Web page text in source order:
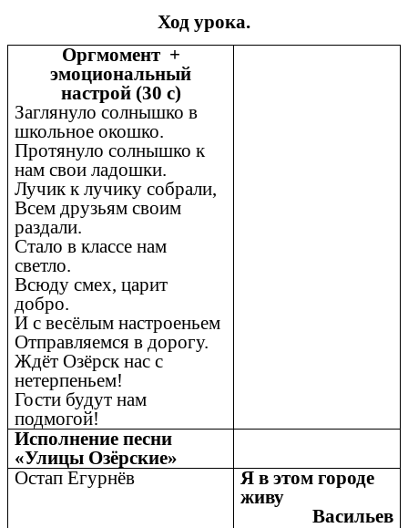
Ход урока.
Оргмомент +
эмоциональный
настрой (30 с)
Заглянуло солнышко в
школьное окошко.
Протянуло солнышко к
нам свои ладошки.
Лучик к лучику собрали,
Всем друзьям своим
раздали.
Стало в классе нам
светло.
Всюду смех, царит
добро.
И с весёлым настроеньем
Отправляемся в дорогу.
Ждёт Озёрск нас с
нетерпеньем!
Гости будут нам
подмогой!
Исполнение песни
«Улицы Озёрские»
Остап Егурнёв
Я в этом городе
живу
Васильев